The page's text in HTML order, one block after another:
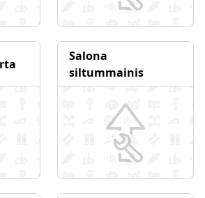
Salona
siltummainis